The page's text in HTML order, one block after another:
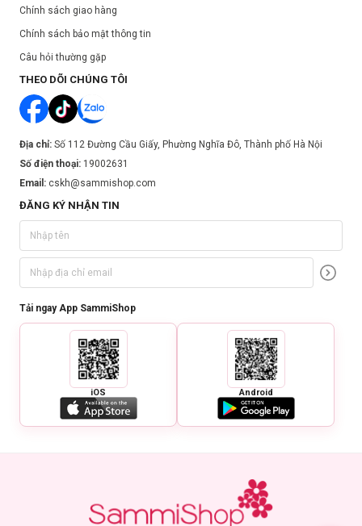
Chính sách giao hàng
Chính sách bảo mật thông tin
Câu hỏi thường gặp
THEO DÕI CHÚNG TÔI
Địa chỉ: Số 112 Đường Cầu Giấy, Phường Nghĩa Đô, Thành phố Hà Nội
Số điện thoại: 19002631
Email: cskh@sammishop.com
ĐĂNG KÝ NHẬN TIN
Tải ngay App SammiShop
iOS Android